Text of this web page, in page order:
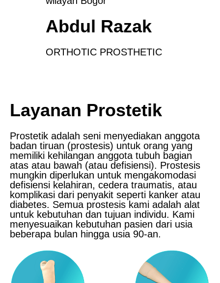
Abdul Razak
ORTHOTIC PROSTHETIC
Layanan Prostetik
Prostetik adalah seni menyediakan anggota
badan tiruan (prostesis) untuk orang yang
memiliki kehilangan anggota tubuh bagian
atas atau bawah (atau defisiensi). Prostesis
mungkin diperlukan untuk mengakomodasi
defisiensi kelahiran, cedera traumatis, atau
komplikasi dari penyakit seperti kanker atau
diabetes. Semua prostesis kami adalah alat
untuk kebutuhan dan tujuan individu. Kami
menyesuaikan kebutuhan pasien dari usia
beberapa bulan hingga usia 90-an.